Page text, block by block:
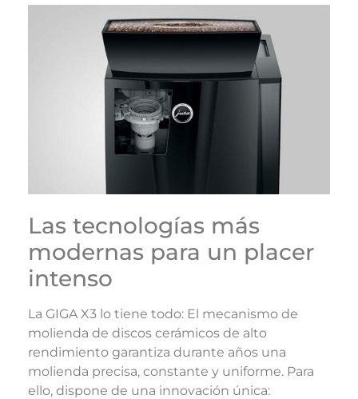
Las tecnologías más
modernas para un placer
intenso
La GIGA X3 lo tiene todo: El mecanismo de
molienda de discos cerámicos de alto
rendimiento garantiza durante años una
molienda precisa, constante y uniforme. Para
ello, dispone de una innovación única: